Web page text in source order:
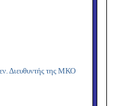
της ΜΚΟ